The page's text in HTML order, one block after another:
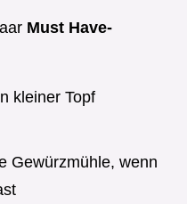
Must Have-
kleiner Topf
Gewürzmühle, wenn